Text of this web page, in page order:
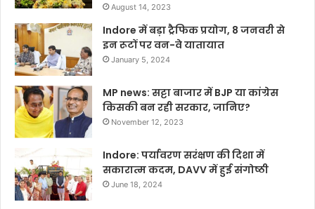
August 14, 2023
Indore में बड़ा ट्रैफिक प्रयोग, 8 जनवरी से
इन रूटों पर वन-वे यातायात
January 5, 2024
MP news: सट्टा बाजार में BJP या कांग्रेस
किसकी बन रही सरकार, जानिए?
November 12, 2023
Indore: पर्यावरण सरंक्षण की दिशा में
सकारात्म कदम, DAVV में हुई संगोष्ठी
June 18, 2024